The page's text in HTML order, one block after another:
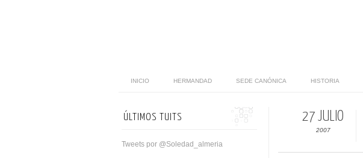
INICIO HERMANDAD SEDE CANÓNICA HISTORIA
27 JULIO
2007
ÚLTIMOS TUITS
Tweets por @Soledad_almeria